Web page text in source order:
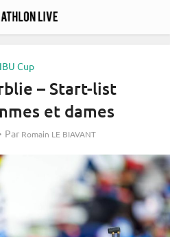
IBU Cup
– Start-list
et dames
Par Romain LE BIAVANT